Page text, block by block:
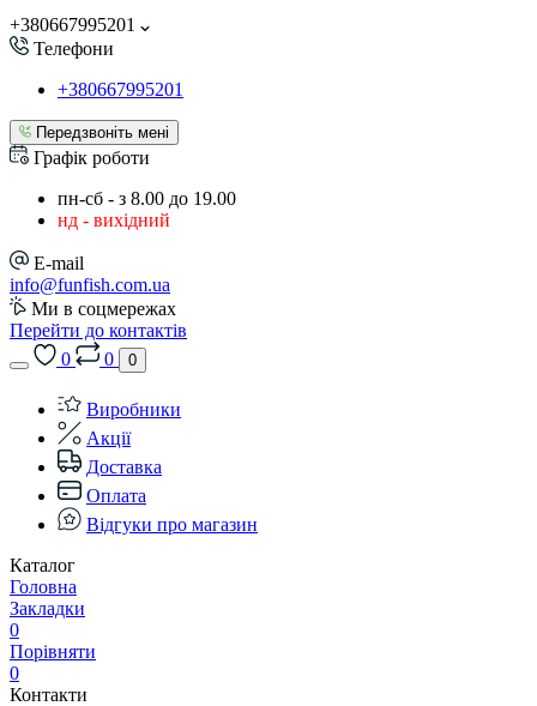
+380667995201
Телефони
+380667995201
Передзвоніть мені
Графік роботи
пн-сб - з 8.00 до 19.00
нд - вихідний
E-mail
info@funfish.com.ua
Ми в соцмережах
Перейти до контактів
0
0 0
Виробники
Акції
Доставка
Оплата
Відгуки про магазин
Каталог
Головна
Закладки
0
Порівняти
0
Контакти